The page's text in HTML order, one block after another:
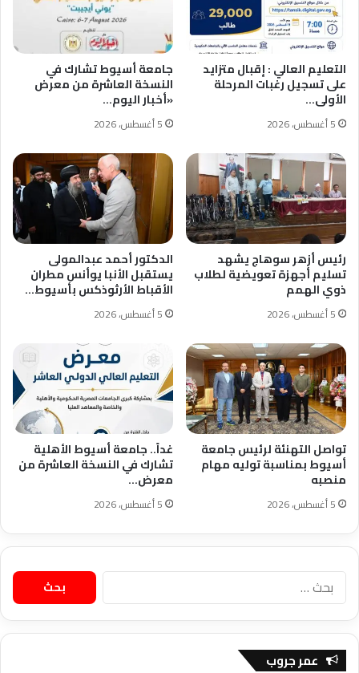
التعليم العالي : إقبال متزايد
على تسجيل رغبات المرحلة
الأولى…
5 أغسطس، 2026
جامعة أسيوط تشارك في
النسخة العاشرة من معرض
«أخبار اليوم…
5 أغسطس، 2026
رئيس أزهر سوهاج يشهد
تسليم أجهزة تعويضية لطلاب
ذوي الهمم
5 أغسطس، 2026
الدكتور أحمد عبدالمولى
يستقبل الأنبا يوأنس مطران
الأقباط الأرثوذكس بأسيوط…
5 أغسطس، 2026
تواصل التهنئة لرئيس جامعة
أسيوط بمناسبة توليه مهام
منصبه
5 أغسطس، 2026
غداً.. جامعة أسيوط الأهلية
تشارك في النسخة العاشرة من
معرض…
5 أغسطس، 2026
البحث
عن:
عمر جروب